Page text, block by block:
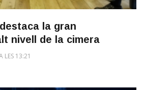
la gran
nivell de la cimera
13:21